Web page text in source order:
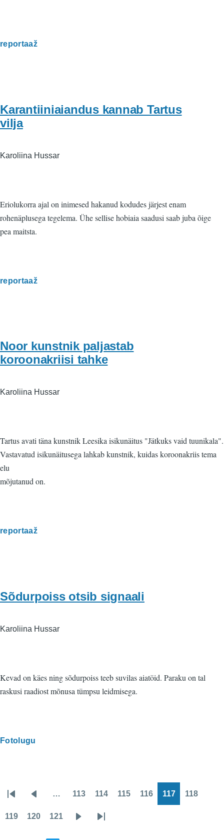
reportaaž
Karantiiniaiandus kannab Tartus
vilja
Karoliina Hussar
Eriolukorra ajal on inimesed hakanud kodudes järjest enam
rohenäplusega tegelema. Ühe sellise hobiaia saadusi saab juba õige
pea maitsta.
reportaaž
Noor kunstnik paljastab
koroonakriisi tahke
Karoliina Hussar
Tartus avati täna kunstnik Leesika isikunäitus "Jätkuks vaid tuunikala".
Vastavatud isikunäitusega lahkab kunstnik, kuidas koroonakriis tema
elu
mõjutanud on.
reportaaž
Sõdurpoiss otsib signaali
Karoliina Hussar
Kevad on käes ning sõdurpoiss teeb suvilas aiatöid. Paraku on tal
raskusi raadiost mõnusa tümpsu leidmisega.
Fotolugu
Pagination
Esimene
leht
Eelmine
leht
… 113 114 115 116 117 118
119 120 121
JärgmineViimane